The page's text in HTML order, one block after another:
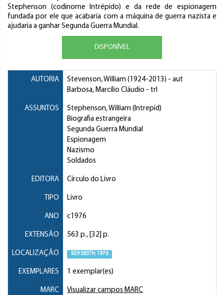
Stephenson (codinome Intrépido) e da rede de espionagem
fundada por ele que acabaria com a máquina de guerra nazista e
ajudaria a ganhar Segunda Guerra Mundial.
DISPONÍVEL
AUTORIA Stevenson, William (1924-2013) - aut
Barbosa, Marcílio Cláudio - trl
ASSUNTOS
Stephenson, William (Intrepid)
Biografia estrangeira
Segunda Guerra Mundial
Espionagem
Nazismo
Soldados
EDITORA Círculo do Livro
TIPO Livro
ANO c1976
EXTENSÃO 563 p., [32] p.
LOCALIZAÇÃO 929 S837h 1976
EXEMPLARES 1 exemplar(es)
MARC Visualizar campos MARC